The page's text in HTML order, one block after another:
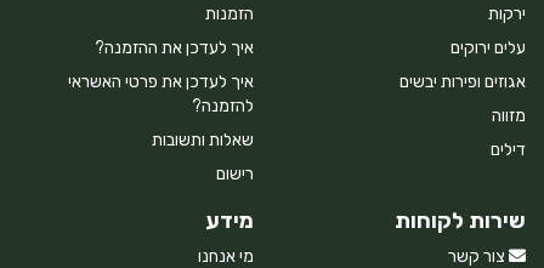
ירקות
עלים ירוקים
אגוזים ופירות יבשים
מזווה
דילים
הזמנות
איך לעדכן את ההזמנה?
איך לעדכן את פרטי האשראי
להזמנה?
שאלות ותשובות
רישום
שירות לקוחות
צור קשר
מידע
מי אנחנו